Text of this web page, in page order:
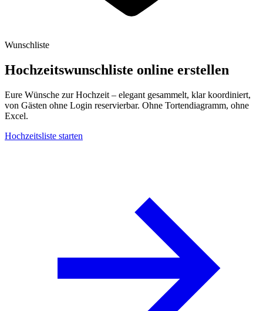
Wunschliste
Hochzeitswunschliste online erstellen
Eure Wünsche zur Hochzeit – elegant gesammelt, klar koordiniert,
von Gästen ohne Login reservierbar. Ohne Tortendiagramm, ohne
Excel.
Hochzeitsliste starten